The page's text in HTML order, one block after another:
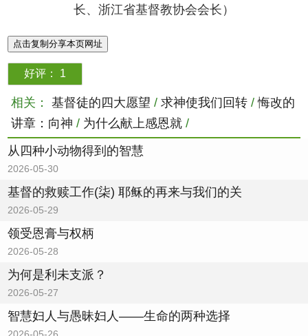
长、浙江省基督教协会会长）
点击复制分享本页网址
好评： 1
相关： 基督徒的四大愿望 / 求神使我们回转 /悔改的
讲章：向神 / 为什么献上感恩就 /
从四种小动物得到的智慧
2026-05-30
基督的救赎工作(柒) 耶稣的再来与我们的关
2026-05-29
领受恩膏与权柄
2026-05-28
为何是利未支派？
2026-05-27
智慧妇人与愚昧妇人——生命的两种选择